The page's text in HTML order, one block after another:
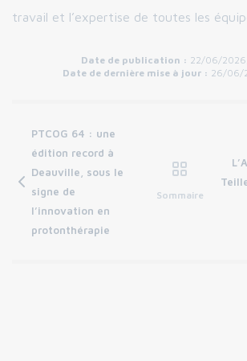
travail et l’expertise de toutes les
Date de publication : 22/06/
Date de dernière mise à jour : 26/06/
PTCOG 64 : une
édition record à
Deauville, sous le
signe de
l’innovation en
protonthérapie
Sommaire